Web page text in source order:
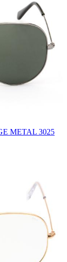
METAL 3025